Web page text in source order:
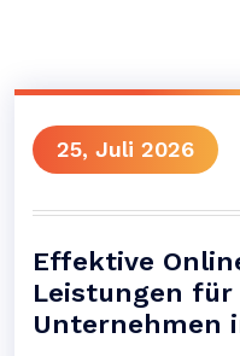
25, Juli 2026
Effektive
Leistungen
Unternehmen